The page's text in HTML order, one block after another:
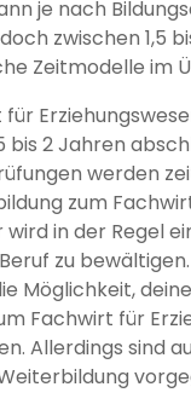
je nach
zwischen 1,5
Zeitmodelle im
bis 2 Jahren
werden
zum
in der Regel
zu bewältigen.
Möglichkeit,
Fachwirt für
Allerdings sind